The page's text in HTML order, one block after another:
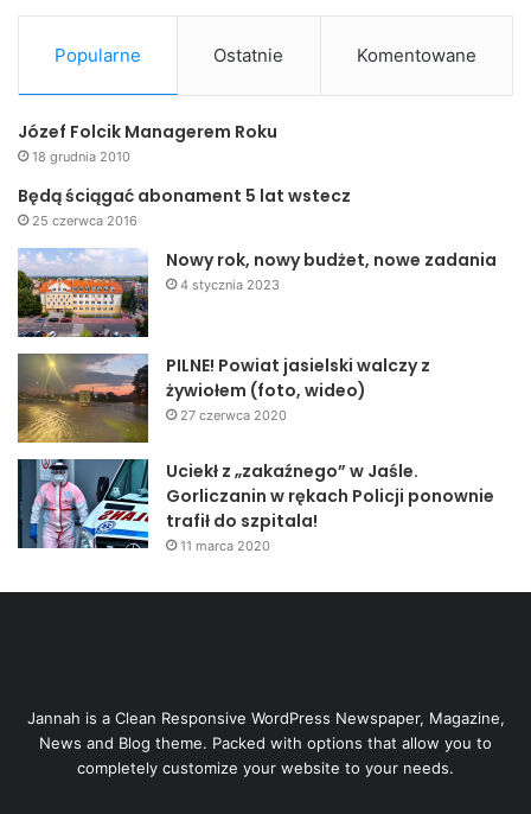
Popularne Ostatnie Komentowane
Józef Folcik Managerem Roku
18 grudnia 2010
Będą ściągać abonament 5 lat wstecz
25 czerwca 2016
Nowy rok, nowy budżet, nowe zadania
4 stycznia 2023
PILNE! Powiat jasielski walczy z
żywiołem (foto, wideo)
27 czerwca 2020
Uciekł z „zakaźnego” w Jaśle.
Gorliczanin w rękach Policji ponownie
trafił do szpitala!
11 marca 2020
Jannah is a Clean Responsive WordPress Newspaper, Magazine,
News and Blog theme. Packed with options that allow you to
completely customize your website to your needs.